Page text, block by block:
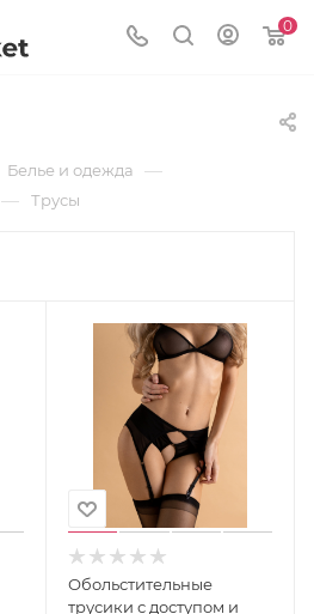
0
Белье и одежда —
— Трусы
Обольстительные
трусики с доступом и